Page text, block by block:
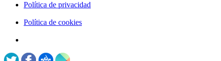
Política de privacidad
Política de cookies